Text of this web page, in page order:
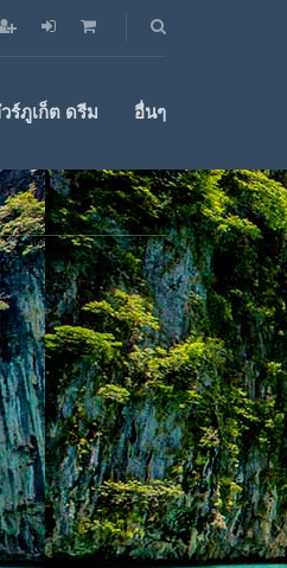
ร์ภูเก็ต ดรีม อื่นๆ